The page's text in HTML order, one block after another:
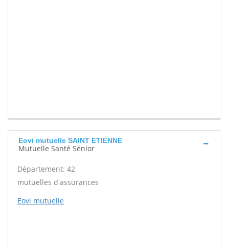
Eovi mutuelle SAINT ETIENNE
Mutuelle Santé Sénior
Département: 42
mutuelles d'assurances
Eovi mutuelle